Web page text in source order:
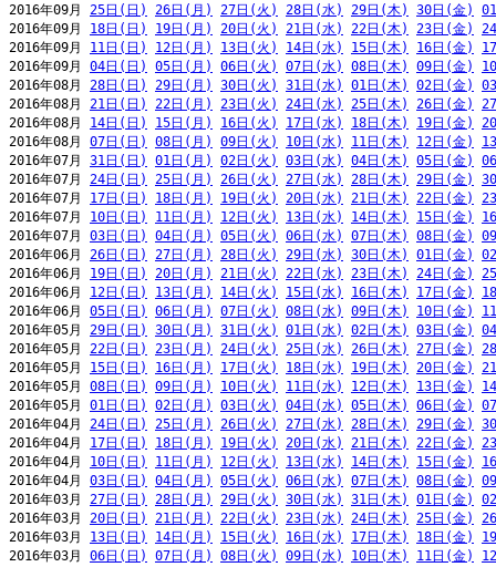
2016年09月 25日(日) 26日(月) 27日(火) 28日(水) 29日(木) 30日(金)
2016年09月 18日(日) 19日(月) 20日(火) 21日(水) 22日(木) 23日(金)
2016年09月 11日(日) 12日(月) 13日(火) 14日(水) 15日(木) 16日(金)
2016年09月 04日(日) 05日(月) 06日(火) 07日(水) 08日(木) 09日(金)
2016年08月 28日(日) 29日(月) 30日(火) 31日(水) 01日(木) 02日(金)
2016年08月 21日(日) 22日(月) 23日(火) 24日(水) 25日(木) 26日(金)
2016年08月 14日(日) 15日(月) 16日(火) 17日(水) 18日(木) 19日(金)
2016年08月 07日(日) 08日(月) 09日(火) 10日(水) 11日(木) 12日(金)
2016年07月 31日(日) 01日(月) 02日(火) 03日(水) 04日(木) 05日(金)
2016年07月 24日(日) 25日(月) 26日(火) 27日(水) 28日(木) 29日(金)
2016年07月 17日(日) 18日(月) 19日(火) 20日(水) 21日(木) 22日(金)
2016年07月 10日(日) 11日(月) 12日(火) 13日(水) 14日(木) 15日(金)
2016年07月 03日(日) 04日(月) 05日(火) 06日(水) 07日(木) 08日(金)
2016年06月 26日(日) 27日(月) 28日(火) 29日(水) 30日(木) 01日(金)
2016年06月 19日(日) 20日(月) 21日(火) 22日(水) 23日(木) 24日(金)
2016年06月 12日(日) 13日(月) 14日(火) 15日(水) 16日(木) 17日(金)
2016年06月 05日(日) 06日(月) 07日(火) 08日(水) 09日(木) 10日(金)
2016年05月 29日(日) 30日(月) 31日(火) 01日(水) 02日(木) 03日(金)
2016年05月 22日(日) 23日(月) 24日(火) 25日(水) 26日(木) 27日(金)
2016年05月 15日(日) 16日(月) 17日(火) 18日(水) 19日(木) 20日(金)
2016年05月 08日(日) 09日(月) 10日(火) 11日(水) 12日(木) 13日(金)
2016年05月 01日(日) 02日(月) 03日(火) 04日(水) 05日(木) 06日(金)
2016年04月 24日(日) 25日(月) 26日(火) 27日(水) 28日(木) 29日(金)
2016年04月 17日(日) 18日(月) 19日(火) 20日(水) 21日(木) 22日(金)
2016年04月 10日(日) 11日(月) 12日(火) 13日(水) 14日(木) 15日(金)
2016年04月 03日(日) 04日(月) 05日(火) 06日(水) 07日(木) 08日(金)
2016年03月 27日(日) 28日(月) 29日(火) 30日(水) 31日(木) 01日(金)
2016年03月 20日(日) 21日(月) 22日(火) 23日(水) 24日(木) 25日(金)
2016年03月 13日(日) 14日(月) 15日(火) 16日(水) 17日(木) 18日(金)
2016年03月 06日(日) 07日(月) 08日(火) 09日(水) 10日(木) 11日(金)